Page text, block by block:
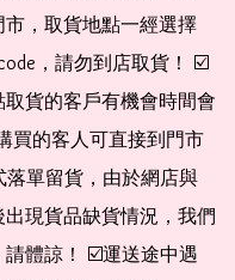
，取貨地點一經選擇
，請勿到店取貨！ ☑️
貨的客戶有機會時間會
買的客人可直接到門市
單留貨，由於網店與
現貨品缺貨情況，我們
體諒！ ☑️運送途中遇